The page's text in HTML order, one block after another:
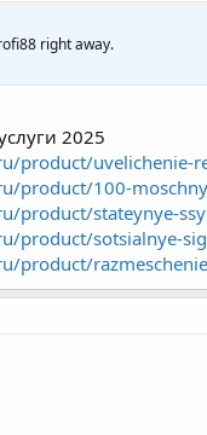
right away.
2025
product/uvelichenie-
product/100-
product/stateynye-
product/sotsialnye-
product/